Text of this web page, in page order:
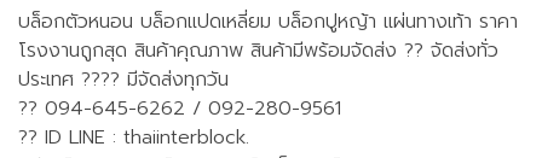
บล็อกตัวหนอน บล็อกแปดเหลี่ยม บล็อกปูหญ้า แผ่นทางเท้า ราคา
โรงงานถูกสุด สินค้าคุณภาพ สินค้ามีพร้อมจัดส่ง ?? จัดส่งทั่ว
ประเทศ ???? มีจัดส่งทุกวัน
?? 094-645-6262 / 092-280-9561
?? ID LINE : thaiinterblock.